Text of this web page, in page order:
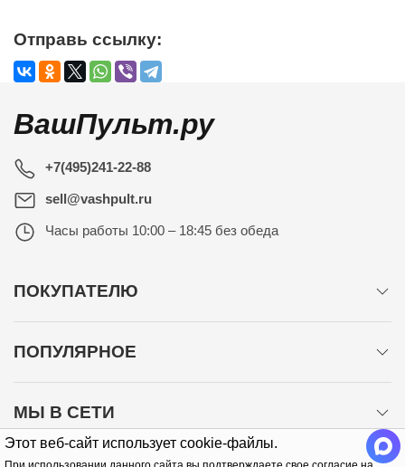
Этот веб-сайт использует cookie-файлы.
Отправь ссылку:
ВашПульт.ру
+7(495)241-22-88
sell@vashpult.ru
Часы работы 10:00 – 18:45 без обеда
ПОКУПАТЕЛЮ
ПОПУЛЯРНОЕ
МЫ В СЕТИ